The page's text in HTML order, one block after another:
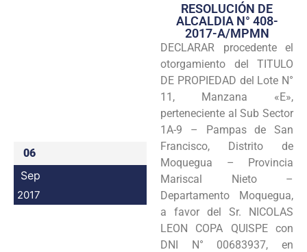
Transparencia
Seguridad
Programas
Intranet
06
Sep
2017
RESOLUCIÓN DE
ALCALDIA N° 408-
2017-A/MPMN
DECLARAR procedente el
otorgamiento del TITULO
DE PROPIEDAD del Lote N°
11, Manzana «E»,
perteneciente al Sub Sector
1A-9 – Pampas de San
Francisco, Distrito de
Moquegua – Provincia
Mariscal Nieto –
Departamento Moquegua,
a favor del Sr. NICOLAS
LEON COPA QUISPE con
DNI N° 00683937, en